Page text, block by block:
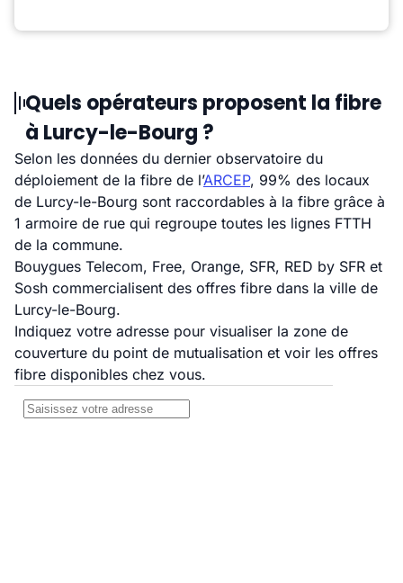
Quels opérateurs proposent la fibre
à Lurcy-le-Bourg ?
Selon les données du dernier observatoire du
déploiement de la fibre de l’ARCEP, 99% des locaux
de Lurcy-le-Bourg sont raccordables à la fibre grâce à
1 armoire de rue qui regroupe toutes les lignes FTTH
de la commune.
Bouygues Telecom, Free, Orange, SFR, RED by SFR et
Sosh commercialisent des offres fibre dans la ville de
Lurcy-le-Bourg.
Indiquez votre adresse pour visualiser la zone de
couverture du point de mutualisation et voir les offres
fibre disponibles chez vous.